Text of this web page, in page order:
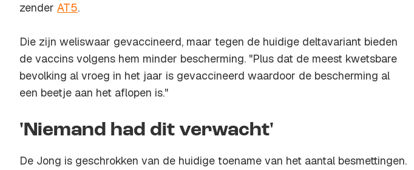
zender AT5.
Die zijn weliswaar gevaccineerd, maar tegen de huidige deltavariant bieden
de vaccins volgens hem minder bescherming. "Plus dat de meest kwetsbare
bevolking al vroeg in het jaar is gevaccineerd waardoor de bescherming al
een beetje aan het aflopen is."
'Niemand had dit verwacht'
De Jong is geschrokken van de huidige toename van het aantal besmettingen.